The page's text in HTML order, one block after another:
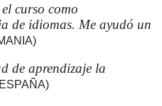
curso como
de idiomas. Me ayudó un
de aprendizaje la